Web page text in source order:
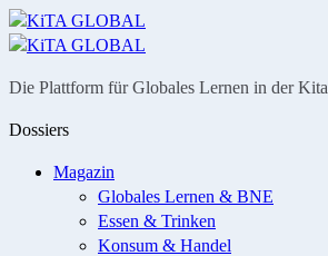
Menü
Suche
Die Plattform für Globales Lernen in der Kita
Dossiers
Magazin
Globales Lernen & BNE
Essen & Trinken
Konsum & Handel